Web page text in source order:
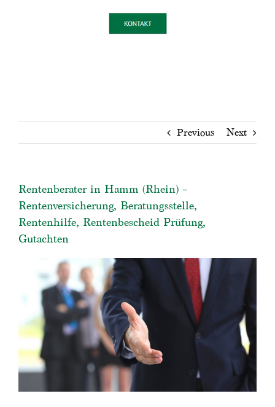
Previous Next
Rentenberater in Hamm (Rhein) –
Rentenversicherung, Beratungsstelle,
Rentenhilfe, Rentenbescheid Prüfung,
Gutachten